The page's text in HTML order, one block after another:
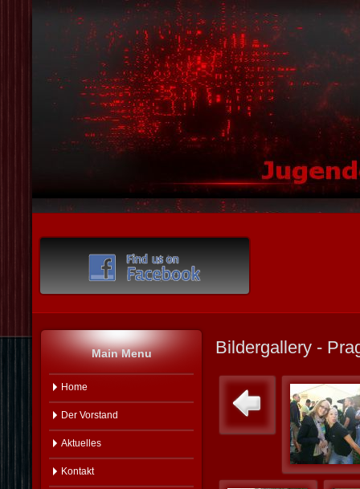
Main Menu
Home
Der Vorstand
Aktuelles
Kontakt
Bildergallery -